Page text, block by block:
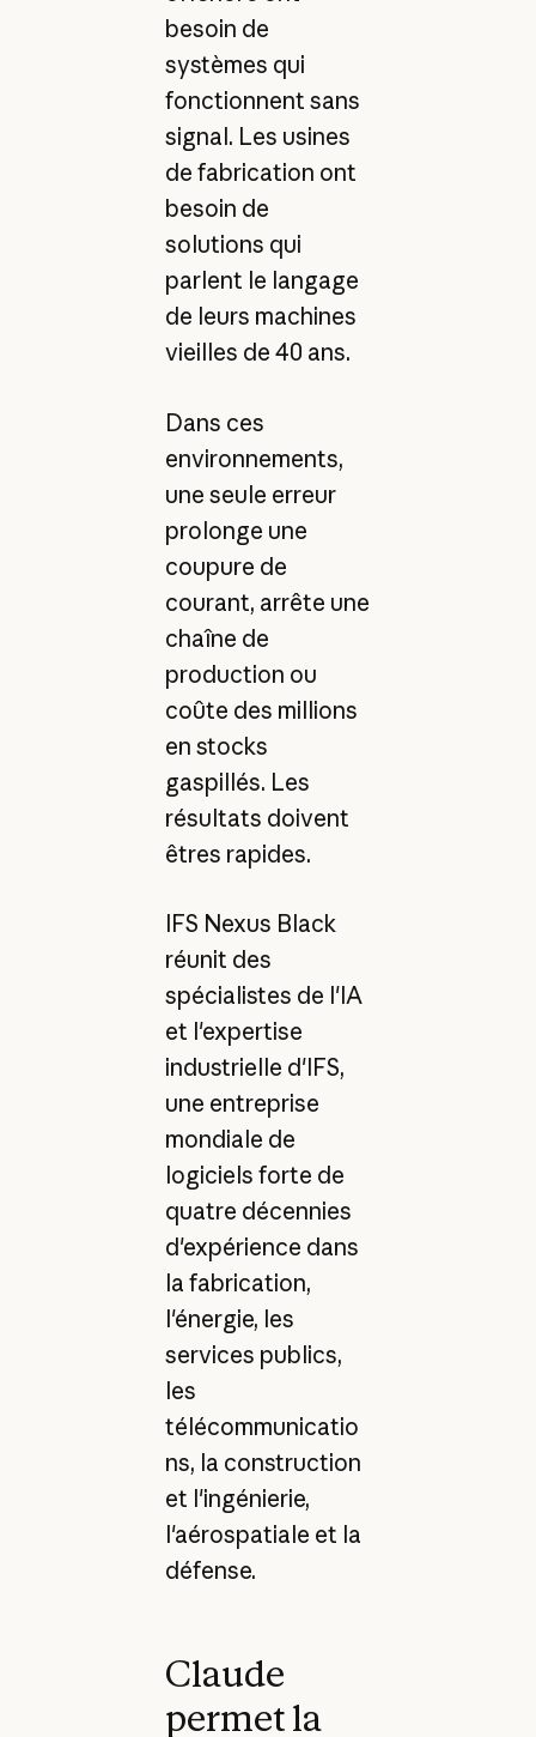
besoin de
systèmes qui
fonctionnent sans
signal. Les usines
de fabrication ont
besoin de
solutions qui
parlent le langage
de leurs machines
vieilles de 40 ans.
Dans ces
environnements,
une seule erreur
prolonge une
coupure de
courant, arrête une
chaîne de
production ou
coûte des millions
en stocks
gaspillés. Les
résultats doivent
êtres rapides.
IFS Nexus Black
réunit des
spécialistes de l'IA
et l'expertise
industrielle d'IFS,
une entreprise
mondiale de
logiciels forte de
quatre décennies
d'expérience dans
la fabrication,
l'énergie, les
services publics,
les
télécommunicatio
ns, la construction
et l'ingénierie,
l'aérospatiale et la
défense.
Claude
permet la